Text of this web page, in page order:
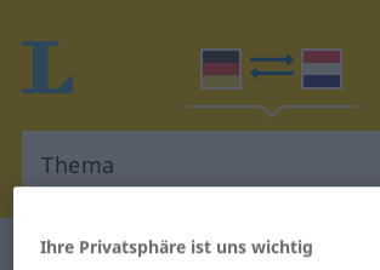
Deutsch-Niederländisch Wörterbuch
Ihre Privatsphäre ist uns wichtig